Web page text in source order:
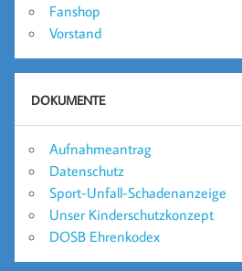
Fanshop
Vorstand
DOKUMENTE
Aufnahmeantrag
Datenschutz
Sport-Unfall-Schadenanzeige
Unser Kinderschutzkonzept
DOSB Ehrenkodex